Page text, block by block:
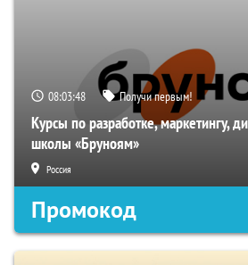
08:03:47 Получи первым!
Курсы по разработке, маркетингу,
школы «Бруноям»
Россия
Промокод